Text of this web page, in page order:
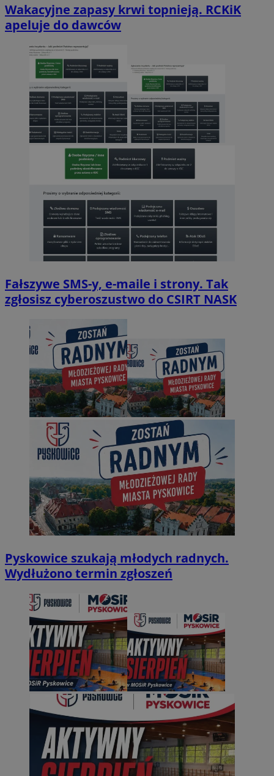
Wakacyjne zapasy krwi topnieją. RCKiK
apeluje do dawców
Fałszywe SMS-y, e-maile i strony. Tak
zgłosisz cyberoszustwo do CSIRT NASK
Pyskowice szukają młodych radnych.
Wydłużono termin zgłoszeń